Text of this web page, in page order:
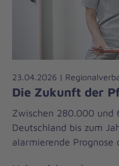
23.04.2026 |
Die Zukunft der
Zwischen 280.000 und
Deutschland bis zum
alarmierende Prognose